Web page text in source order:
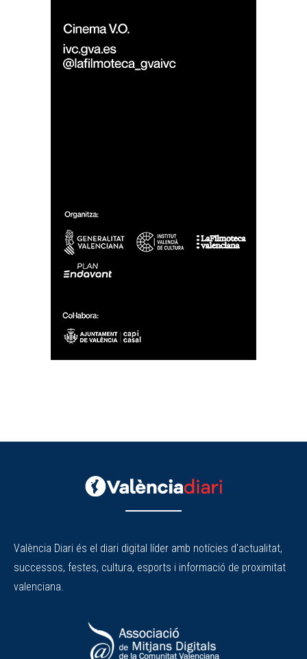
València Diari és el diari digital líder amb notícies d'actualitat,
successos, festes, cultura, esports i informació de proximitat
valenciana.